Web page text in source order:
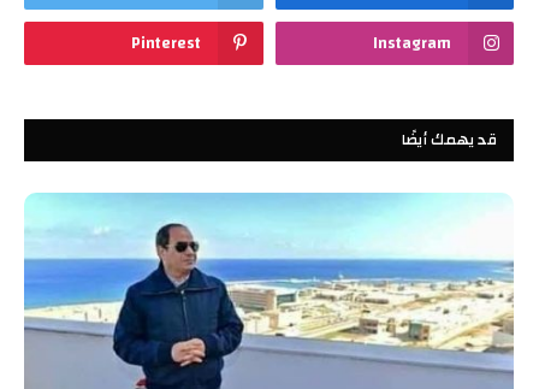
Instagram
Pinterest
قد يهمك أيضًا